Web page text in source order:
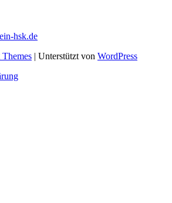
hsk.de
| Unterstützt von WordPress